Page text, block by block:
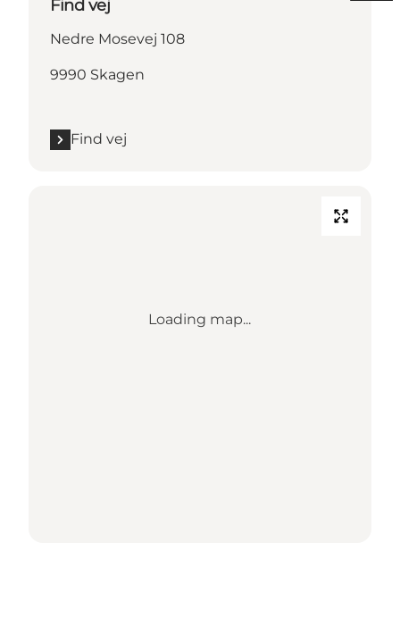
Find vej
Nedre Mosevej 108
9990 Skagen
Find vej
Loading map...